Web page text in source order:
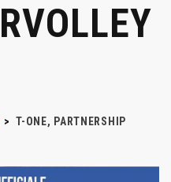
> T-ONE, PARTNERSHIP